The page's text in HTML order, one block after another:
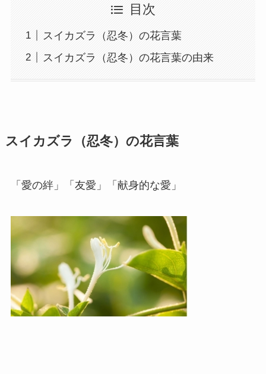
目次
スイカズラ（忍冬）の花言葉
スイカズラ（忍冬）の花言葉の由来
スイカズラ（忍冬）の花言葉
「愛の絆」「友愛」「献身的な愛」